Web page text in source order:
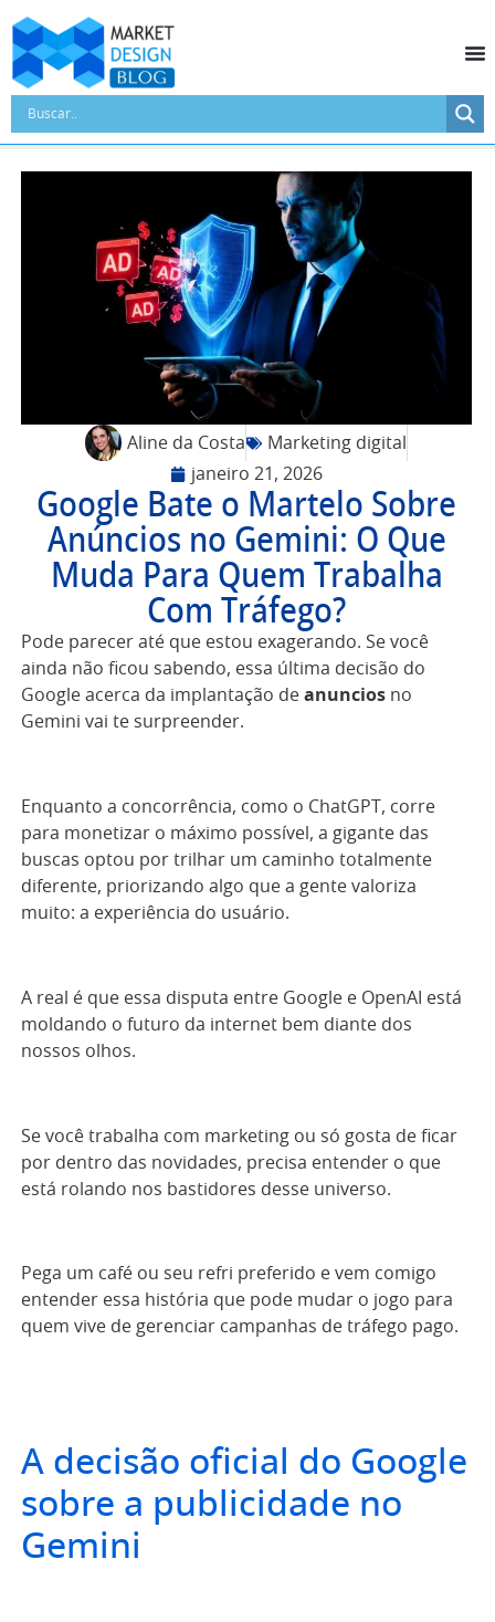
Aline da Costa
Marketing digital
janeiro 21, 2026
Google Bate o Martelo Sobre
Anúncios no Gemini: O Que
Muda Para Quem Trabalha
Com Tráfego?
Pode parecer até que estou exagerando. Se você
ainda não ficou sabendo, essa última decisão do
Google acerca da implantação de anuncios no
Gemini vai te surpreender.
Enquanto a concorrência, como o ChatGPT, corre
para monetizar o máximo possível, a gigante das
buscas optou por trilhar um caminho totalmente
diferente, priorizando algo que a gente valoriza
muito: a experiência do usuário.
A real é que essa disputa entre Google e OpenAI está
moldando o futuro da internet bem diante dos
nossos olhos.
Se você trabalha com marketing ou só gosta de ficar
por dentro das novidades, precisa entender o que
está rolando nos bastidores desse universo.
Pega um café ou seu refri preferido e vem comigo
entender essa história que pode mudar o jogo para
quem vive de gerenciar campanhas de tráfego pago.
A decisão oficial do Google
sobre a publicidade no
Gemini